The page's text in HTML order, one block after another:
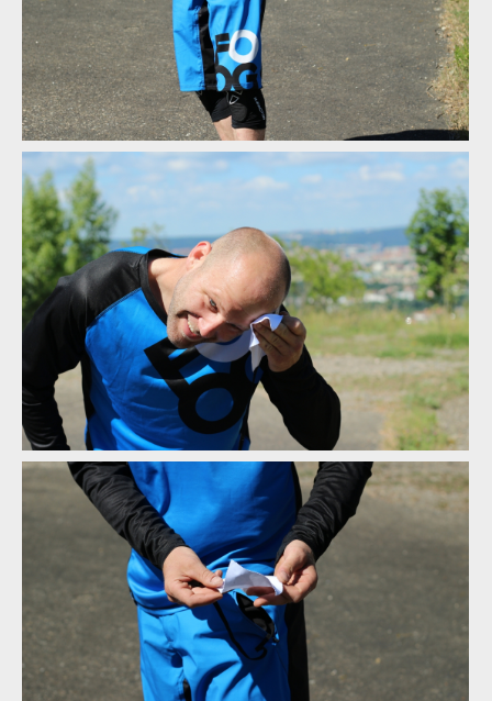
Just Ride a dres Explorer
Just Ride a dres Explorer
Just Ride a dres Explorer
Just Ride a dres Explorer